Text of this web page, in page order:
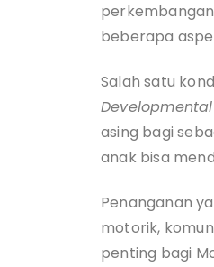
beberapa
Salah satu
asing bagi
anak bisa
Penanganan
motorik,
penting bagi